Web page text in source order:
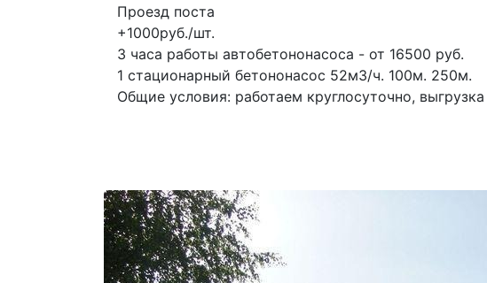
Проезд поста
+1000руб./шт.
3 часа работы автобетононасоса - от 16500 руб.
1 стационарный бетононасос 52м3/ч. 100м. 250м.
Общие условия: работаем круглосуточно,